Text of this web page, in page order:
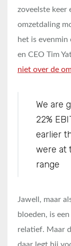
zoveelste keer
omzetdaling
het is evenmin
en CEO Tim
niet over de
We are
22%
earlier
were at
range
Jawell, maar
bloeden, is
relatief. Maar